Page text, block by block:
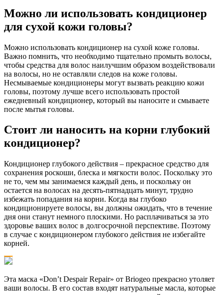
Можно ли использовать кондиционер
для сухой кожи головы?
Можно использовать кондиционер на сухой коже головы.
Важно помнить, что необходимо тщательно промыть волосы,
чтобы средства для волос наилучшим образом воздействовали
на волосы, но не оставляли следов на коже головы.
Несмываемые кондиционеры могут вызвать реакцию кожи
головы, поэтому лучше всего использовать простой
ежедневный кондиционер, который вы наносите и смываете
после мытья головы.
Стоит ли наносить на корни глубокий
кондиционер?
Кондиционер глубокого действия – прекрасное средство для
сохранения роскоши, блеска и мягкости волос. Поскольку это
не то, чем мы занимаемся каждый день, и поскольку он
остается на волосах на десять-пятнадцать минут, трудно
избежать попадания на корни. Когда вы глубоко
кондиционируете волосы, вы должны ожидать, что в течение
дня они станут немного плоскими. Но расплачиваться за это
здоровье ваших волос в долгосрочной перспективе. Поэтому
в случае с кондиционером глубокого действия не избегайте
корней.
Эта маска «Don’t Despair Repair» от Briogeo прекрасно утоляет
ваши волосы. В его состав входят натуральные масла, которые